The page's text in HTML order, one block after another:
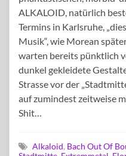
ALKALOID, natürlich
Termins in Karlsruhe,
Musik“, wie Morean
warten bereits pünktlich
dunkel gekleidete
Strasse vor der
auf zumindest zeitweise
Shit…
Alkaloid, Bach Out Of